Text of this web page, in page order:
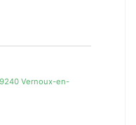
Vernoux-en-